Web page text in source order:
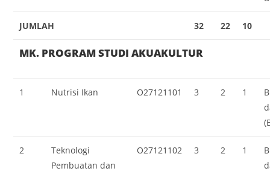
JUMLAH 32 22 10
MK. PROGRAM STUDI AKUAKULTUR
1 Nutrisi Ikan O27121101 3 2 1
2
Teknologi
Pembuatan dan
O27121102 3 2 1